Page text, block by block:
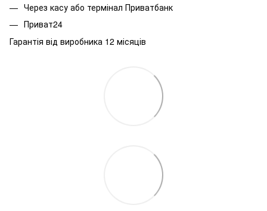
Через касу або термінал Приватбанк
Приват24
Гарантія від виробника 12 місяців